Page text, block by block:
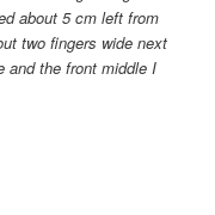
about 5 cm left from
two fingers wide next
and the front middle I